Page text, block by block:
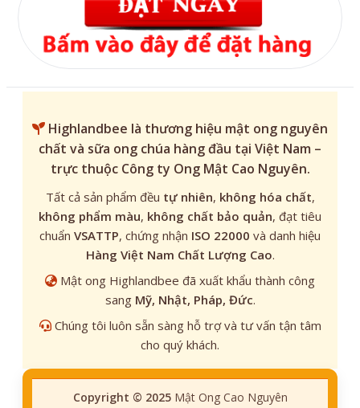
Highlandbee là thương hiệu mật ong nguyên
chất và sữa ong chúa hàng đầu tại Việt Nam –
trực thuộc Công ty Ong Mật Cao Nguyên.
Tất cả sản phẩm đều tự nhiên, không hóa chất,
không phẩm màu, không chất bảo quản, đạt tiêu
chuẩn VSATTP, chứng nhận ISO 22000 và danh hiệu
Hàng Việt Nam Chất Lượng Cao.
Mật ong Highlandbee đã xuất khẩu thành công
sang Mỹ, Nhật, Pháp, Đức.
Chúng tôi luôn sẵn sàng hỗ trợ và tư vấn tận tâm
cho quý khách.
Copyright © 2025Mật Ong Cao Nguyên